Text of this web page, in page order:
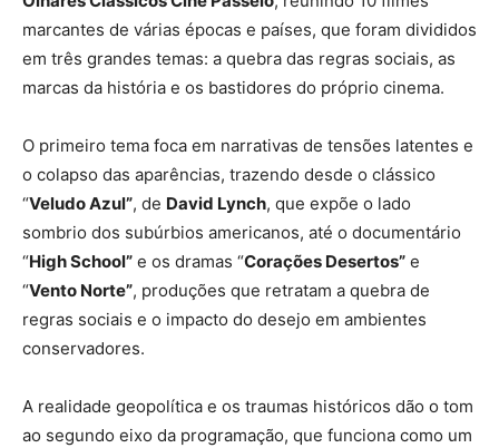
marcantes de várias épocas e países, que foram divididos
em três grandes temas: a quebra das regras sociais, as
marcas da história e os bastidores do próprio cinema.
O primeiro tema foca em narrativas de tensões latentes e
o colapso das aparências, trazendo desde o clássico
“Veludo Azul”, de David Lynch, que expõe o lado
sombrio dos subúrbios americanos, até o documentário
“High School” e os dramas “Corações Desertos” e
“Vento Norte”, produções que retratam a quebra de
regras sociais e o impacto do desejo em ambientes
conservadores.
A realidade geopolítica e os traumas históricos dão o tom
ao segundo eixo da programação, que funciona como um